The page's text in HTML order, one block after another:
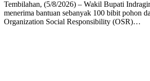
Tembilahan, (5/8/2026) – Wakil Bupati
menerima bantuan sebanyak 100 bibit pohon
Organization Social Responsibility (OSR)…